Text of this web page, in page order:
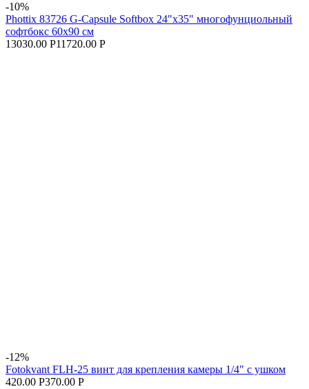
-10%
Phottix 83726 G-Capsule Softbox 24"x35" многофунциольный
софтбокс 60х90 см
13030.00 Р11720.00 Р
-12%
Fotokvant FLH-25 винт для крепления камеры 1/4" с ушком
420.00 Р370.00 Р